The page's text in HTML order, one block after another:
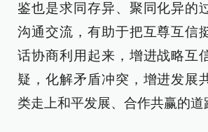
鉴也是求同存异、聚同化异的
沟通交流，有助于把互尊互信
话协商利用起来，增进战略互
疑，化解矛盾冲突，增进发展
类走上和平发展、合作共赢的道